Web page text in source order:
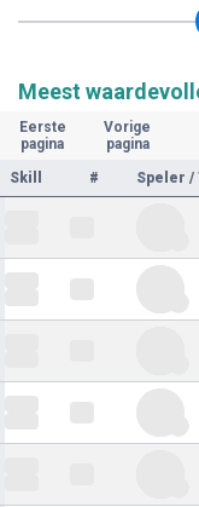
Meest
Eerste
pagina
Vorige
pagina
Skill
# Speler /